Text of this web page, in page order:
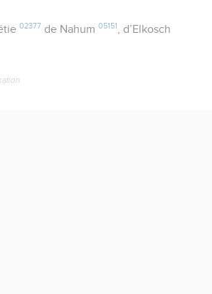
02377 de Nahum 05151 , d’Elkosch